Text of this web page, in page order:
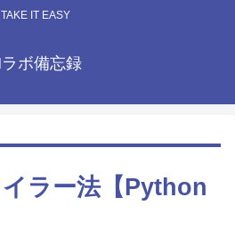
TAKE IT EASY
ボ備忘録
ラー法【Python